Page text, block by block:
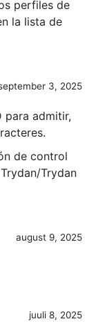
perfiles de
la lista de
3, 2025
para admitir,
de control
Trydan
august 9, 2025
juuli 8, 2025